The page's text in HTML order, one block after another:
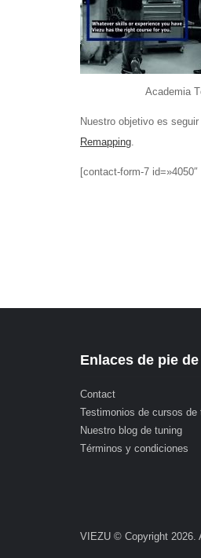
Academia
Nuestro objetivo es
Remapping.
[contact-form-7
Enlaces de pie
Contact
Testimonios de cursos de
Nuestro blog de tuning
Términos y condiciones
VIEZU © Copyright 2026.